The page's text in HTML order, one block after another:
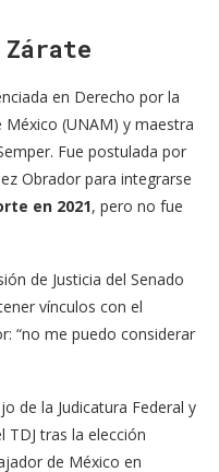
en Derecho por la
(UNAM) y maestra
Fue postulada por
Obrador para integrarse
en 2021, pero no fue
de Justicia del Senado
vínculos con el
“no me puedo considerar
de la Judicatura Federal y
tras la elección
de México en